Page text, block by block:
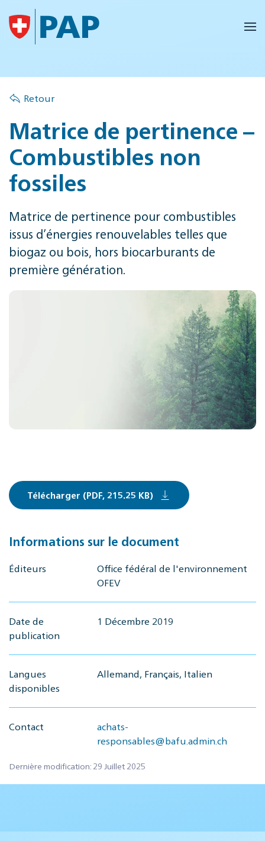
Accéder au contenu principal
Retour
Matrice de pertinence –
Combustibles non
fossiles
Matrice de pertinence pour combustibles
issus d’énergies renouvelables telles que
biogaz ou bois, hors biocarburants de
première génération.
Télécharger (PDF, 215.25 KB)
Informations sur le document
Éditeurs
Office fédéral de l'environnement
OFEV
Date de
publication
1 Décembre 2019
Langues
disponibles
Allemand, Français, Italien
Contact
achats-
responsables@bafu.admin.ch
Dernière modification: 29 Juillet 2025